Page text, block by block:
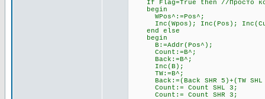
If Flag=True then //Просто
begin
WPos^:=Pos^;
Inc(Wpos); Inc(Pos);
end else
begin
B:=Addr(Pos^);
Count:=B^;
Back:=B^;
Inc(B);
TW:=B^;
Back:=(Back SHR 5)+(TW
Count:= Count SHL 3;
Count:= Count SHR 3;